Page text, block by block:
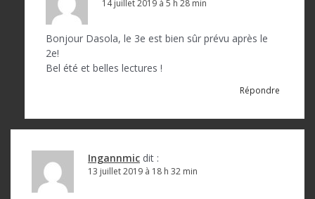
14 juillet 2019 à 5 h 28 min
Bonjour Dasola, le 3e est bien sûr prévu après le
2e!
Bel été et belles lectures !
Répondre
Ingannmic dit :
13 juillet 2019 à 18 h 32 min